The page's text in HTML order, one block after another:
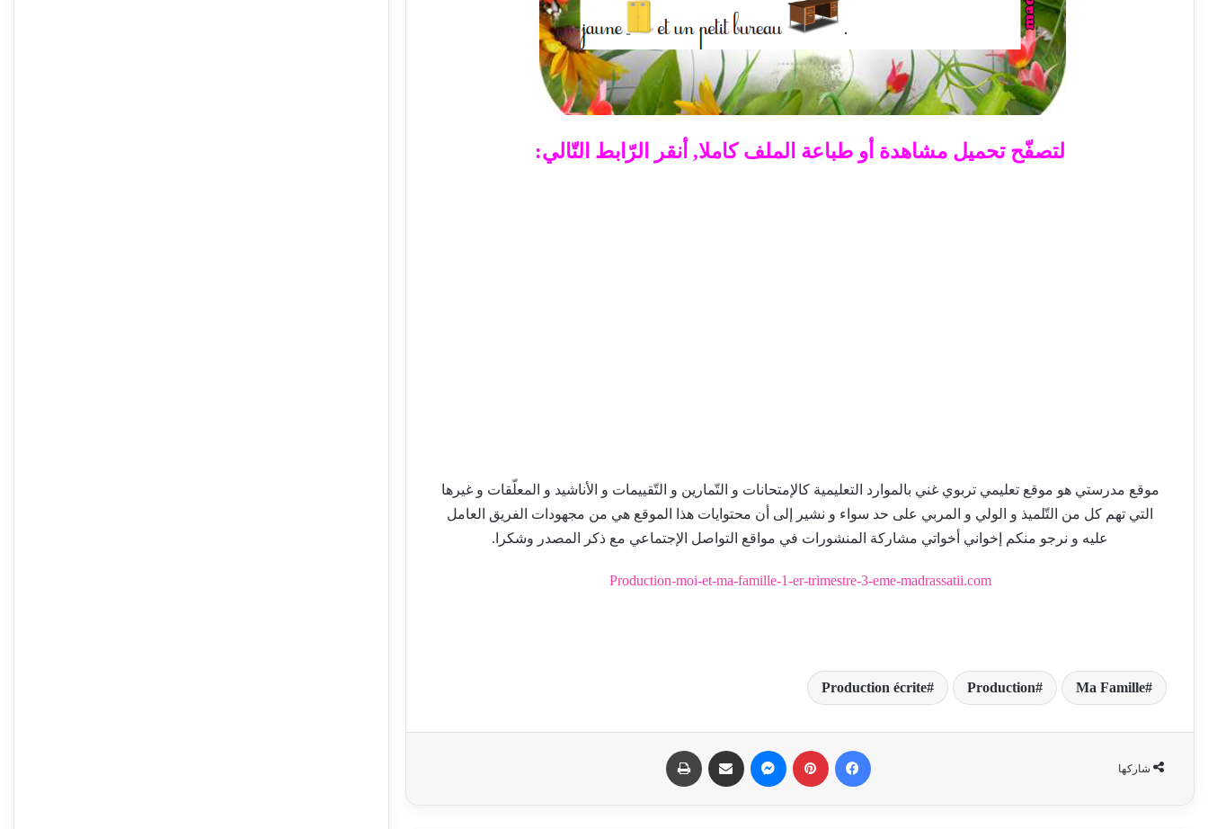
لتصفّح تحميل مشاهدة أو طباعة الملف كاملا, أنقر الرّابط التّالي:
موقع مدرستي هو موقع تعليمي تربوي غني بالموارد التعليمية كالإمتحانات و التّمارين و التّقييمات و الأناشيد و المعلّقات و غيرها
التي تهم كل من التّلميذ و الولي و المربي على حد سواء و نشير إلى أن محتوايات هذا الموقع هي من مجهودات الفريق العامل
عليه و نرجو منكم إخواني أخواتي مشاركة المنشورات في مواقع التواصل الإجتماعي مع ذكر المصدر وشكرا.
Production-moi-et-ma-famille-1-er-trimestre-3-eme-madrassatii.com
Ma Famille
Production
Production écrite
شاركها